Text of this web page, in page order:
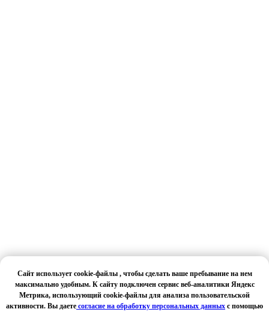
Сайт использует cookie-файлы , чтобы сделать ваше пребывание на нем
максимально удобным. К сайту подключен сервис веб-аналитики Яндекс
Метрика, использующий cookie-файлы для анализа пользовательской
активности. Вы даете согласие на обработку персональных данных с помощью